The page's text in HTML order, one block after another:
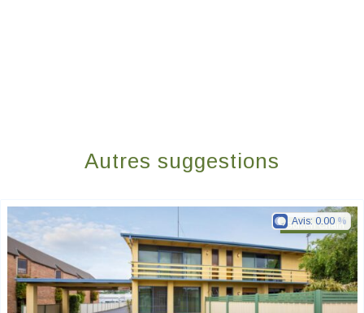
Autres suggestions
Golden Chain
Avis: 0.00